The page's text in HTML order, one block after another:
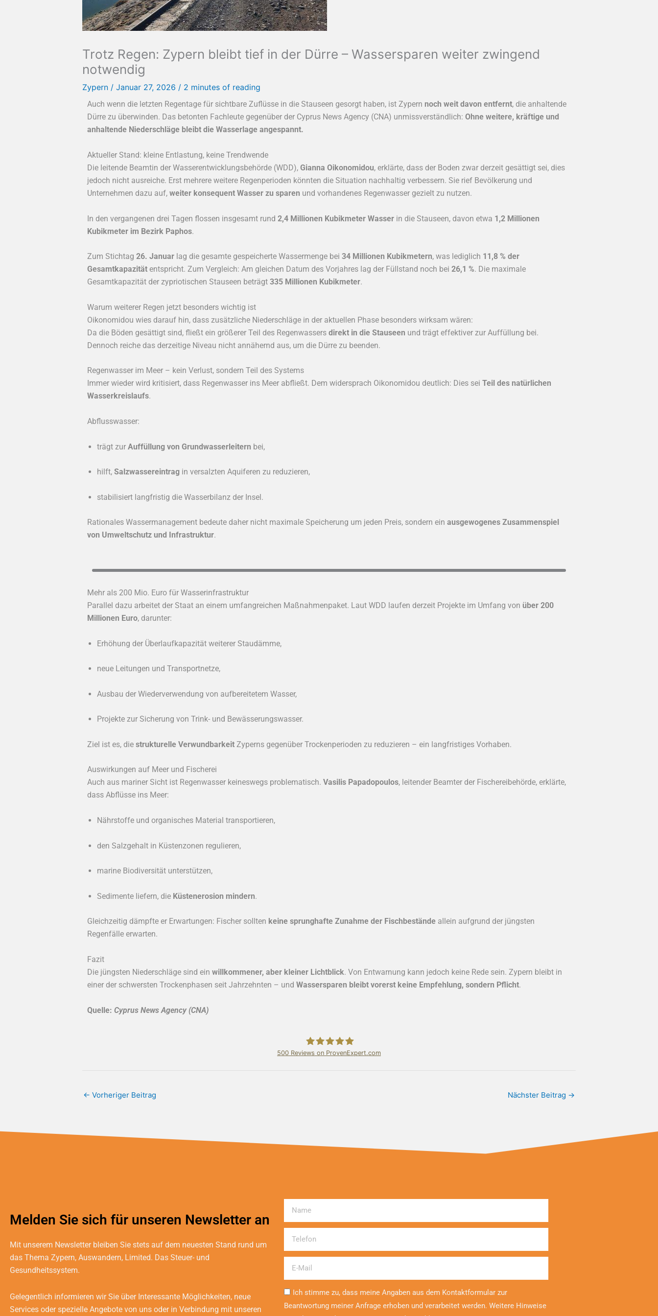
Trotz Regen: Zypern bleibt tief in der Dürre – Wassersparen weiter zwingend
notwendig
Zypern / Januar 27, 2026 / 2 minutes of reading
Auch wenn die letzten Regentage für sichtbare Zuflüsse in die Stauseen gesorgt haben, ist Zypern noch weit davon entfernt, die anhaltende
Dürre zu überwinden. Das betonten Fachleute gegenüber der Cyprus News Agency (CNA) unmissverständlich: Ohne weitere, kräftige und
anhaltende Niederschläge bleibt die Wasserlage angespannt.
Aktueller Stand: kleine Entlastung, keine Trendwende
Die leitende Beamtin der Wasserentwicklungsbehörde (WDD), Gianna Oikonomidou, erklärte, dass der Boden zwar derzeit gesättigt sei, dies
jedoch nicht ausreiche. Erst mehrere weitere Regenperioden könnten die Situation nachhaltig verbessern. Sie rief Bevölkerung und
Unternehmen dazu auf, weiter konsequent Wasser zu sparen und vorhandenes Regenwasser gezielt zu nutzen.
In den vergangenen drei Tagen flossen insgesamt rund 2,4 Millionen Kubikmeter Wasser in die Stauseen, davon etwa 1,2 Millionen
Kubikmeter im Bezirk Paphos.
Zum Stichtag 26. Januar lag die gesamte gespeicherte Wassermenge bei 34 Millionen Kubikmetern, was lediglich 11,8 % der
Gesamtkapazität entspricht. Zum Vergleich: Am gleichen Datum des Vorjahres lag der Füllstand noch bei 26,1 %. Die maximale
Gesamtkapazität der zypriotischen Stauseen beträgt 335 Millionen Kubikmeter.
Warum weiterer Regen jetzt besonders wichtig ist
Oikonomidou wies darauf hin, dass zusätzliche Niederschläge in der aktuellen Phase besonders wirksam wären:
Da die Böden gesättigt sind, fließt ein größerer Teil des Regenwassers direkt in die Stauseen und trägt effektiver zur Auffüllung bei.
Dennoch reiche das derzeitige Niveau nicht annähernd aus, um die Dürre zu beenden.
Regenwasser im Meer – kein Verlust, sondern Teil des Systems
Immer wieder wird kritisiert, dass Regenwasser ins Meer abfließt. Dem widersprach Oikonomidou deutlich: Dies sei Teil des natürlichen
Wasserkreislaufs.
Abflusswasser:
trägt zur Auffüllung von Grundwasserleitern bei,
hilft, Salzwassereintrag in versalzten Aquiferen zu reduzieren,
stabilisiert langfristig die Wasserbilanz der Insel.
Rationales Wassermanagement bedeute daher nicht maximale Speicherung um jeden Preis, sondern ein ausgewogenes Zusammenspiel
von Umweltschutz und Infrastruktur.
Mehr als 200 Mio. Euro für Wasserinfrastruktur
Parallel dazu arbeitet der Staat an einem umfangreichen Maßnahmenpaket. Laut WDD laufen derzeit Projekte im Umfang von über 200
Millionen Euro, darunter:
Erhöhung der Überlaufkapazität weiterer Staudämme,
neue Leitungen und Transportnetze,
Ausbau der Wiederverwendung von aufbereitetem Wasser,
Projekte zur Sicherung von Trink- und Bewässerungswasser.
Ziel ist es, die strukturelle Verwundbarkeit Zyperns gegenüber Trockenperioden zu reduzieren – ein langfristiges Vorhaben.
Auswirkungen auf Meer und Fischerei
Auch aus mariner Sicht ist Regenwasser keineswegs problematisch. Vasilis Papadopoulos, leitender Beamter der Fischereibehörde, erklärte,
dass Abflüsse ins Meer:
Nährstoffe und organisches Material transportieren,
den Salzgehalt in Küstenzonen regulieren,
marine Biodiversität unterstützen,
Sedimente liefern, die Küstenerosion mindern.
Gleichzeitig dämpfte er Erwartungen: Fischer sollten keine sprunghafte Zunahme der Fischbestände allein aufgrund der jüngsten
Regenfälle erwarten.
Fazit
Die jüngsten Niederschläge sind ein willkommener, aber kleiner Lichtblick. Von Entwarnung kann jedoch keine Rede sein. Zypern bleibt in
einer der schwersten Trockenphasen seit Jahrzehnten – und Wassersparen bleibt vorerst keine Empfehlung, sondern Pflicht.
Quelle: Cyprus News Agency (CNA)
500 Reviews on ProvenExpert.com
← Vorheriger Beitrag Nächster Beitrag →
Melden Sie sich für unseren Newsletter an
Mit unserem Newsletter bleiben Sie stets auf dem neuesten Stand rund um
das Thema Zypern, Auswandern, Limited. Das Steuer- und
Gesundheitssystem.
Gelegentlich informieren wir Sie über Interessante Möglichkeiten, neue
Services oder spezielle Angebote von uns oder in Verbindung mit unseren
Telefon
Ich stimme zu, dass meine Angaben aus dem Kontaktformular zur
Beantwortung meiner Anfrage erhoben und verarbeitet werden. Weitere Hinweise